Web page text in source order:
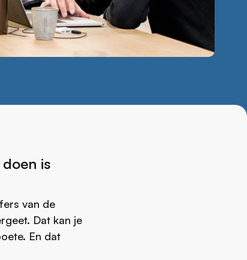
is
van de
Dat kan je
En dat